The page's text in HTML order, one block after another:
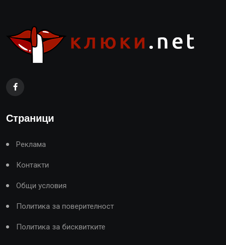
Страници
Реклама
Контакти
Общи условия
Политика за поверителност
Политика за бисквитките